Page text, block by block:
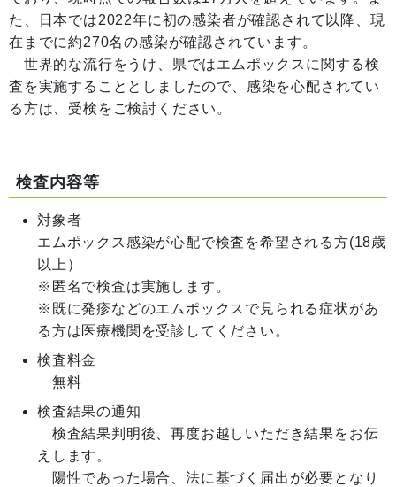
た、日本では2022年に初の感染者が確認されて以降、現
在までに約270名の感染が確認されています。
世界的な流行をうけ、県ではエムポックスに関する検
査を実施することとしましたので、感染を心配されてい
る方は、受検をご検討ください。
検査内容等
対象者
エムポックス感染が心配で検査を希望される方(18歳
以上）
※匿名で検査は実施します。
※既に発疹などのエムポックスで見られる症状があ
る方は医療機関を受診してください。
検査料金
無料
検査結果の通知
検査結果判明後、再度お越しいただき結果をお伝
えします。
陽性であった場合、法に基づく届出が必要となり